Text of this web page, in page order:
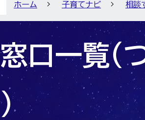
ホーム 子育てナビ 相談
口一覧(